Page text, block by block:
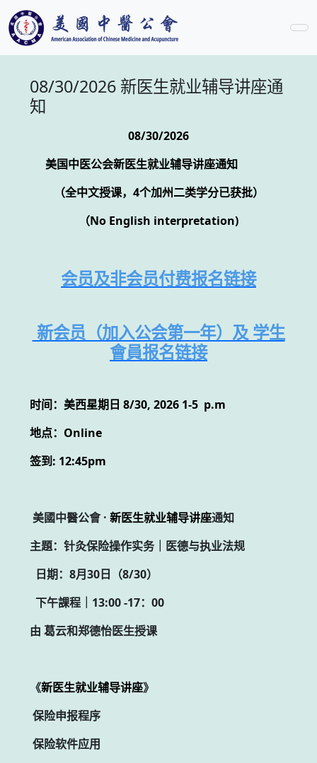
08/30/2026 新医生就业辅导讲座通
知
08/30/2026
美国中医公会新医生就业辅导讲座通知
（全中文授课，4个加州二类学分已获批）
（No English interpretation)
会员及非会员付费报名链接
新会员（加入公会第一年）及 学生
會員报名链接
时间：美西星期日 8/30, 2026 1-5 p.m
地点：Online
签到: 12:45pm
美國中醫公會 · 新医生就业辅导讲座通知
主題：针灸保险操作实务｜医德与执业法规
日期：8月30日（8/30）
下午課程｜13:00 -17：00
由 葛云和郑德怡医生授课
《新医生就业辅导讲座》
保险申报程序
保险软件应用